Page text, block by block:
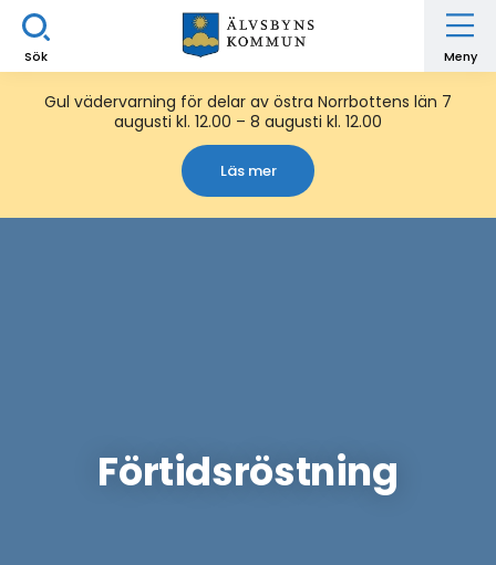
Sök Meny
Gul vädervarning för delar av östra Norrbottens län 7
augusti kl. 12.00 – 8 augusti kl. 12.00
Läs mer
Förtidsröstning